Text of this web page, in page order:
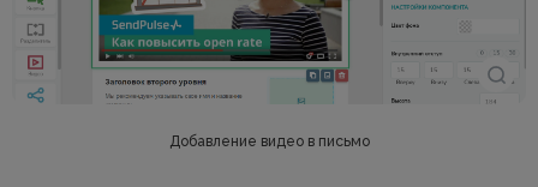
Добавление видео в письмо